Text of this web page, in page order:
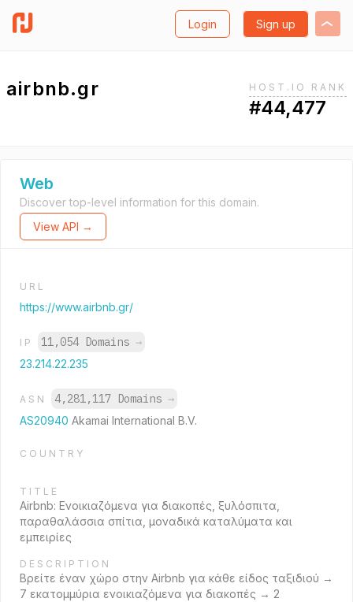
Login Sign up
airbnb.gr HOST.IO RANK
#44,477
Web
Discover top-level information for this domain.
View API →
URL
https://www.airbnb.gr/
IP 11,054 Domains →
23.214.22.235
ASN 4,281,117 Domains →
AS20940 Akamai International B.V.
COUNTRY
TITLE
Airbnb: Ενοικιαζόμενα για διακοπές, ξυλόσπιτα,
παραθαλάσσια σπίτια, μοναδικά καταλύματα και
εμπειρίες
DESCRIPTION
Βρείτε έναν χώρο στην Airbnb για κάθε είδος ταξιδιού →
7 εκατομμύρια ενοικιαζόμενα για διακοπές → 2